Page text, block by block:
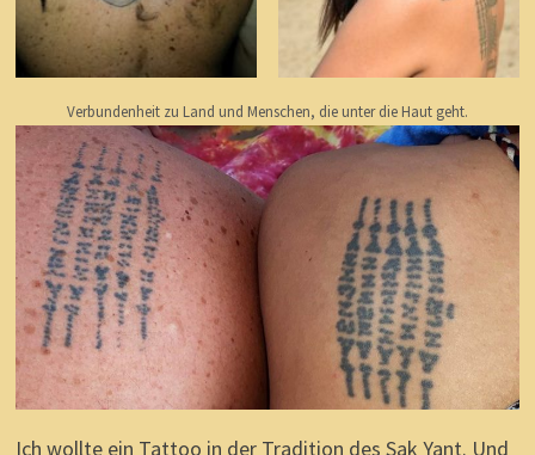
Verbundenheit zu Land und Menschen, die unter die Haut geht.
Ich wollte ein Tattoo in der Tradition des Sak Yant. Und